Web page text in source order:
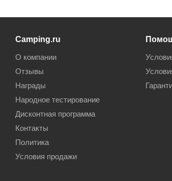
Camping.ru
О компании
Отзывы
Награды
Народное тестирование
Дисконтная программа
Контакты
Политика
Условия продажи